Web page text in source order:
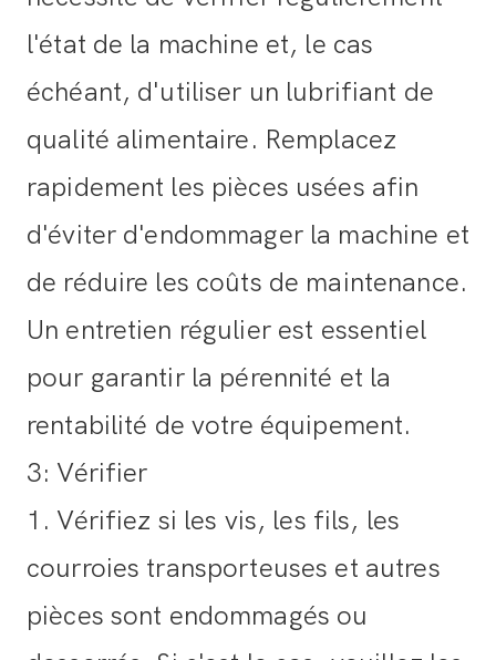
l'état de la machine et, le cas
échéant, d'utiliser un lubrifiant de
qualité alimentaire. Remplacez
rapidement les pièces usées afin
d'éviter d'endommager la machine et
de réduire les coûts de maintenance.
Un entretien régulier est essentiel
pour garantir la pérennité et la
rentabilité de votre équipement.
3: Vérifier
1. Vérifiez si les vis, les fils, les
courroies transporteuses et autres
pièces sont endommagés ou